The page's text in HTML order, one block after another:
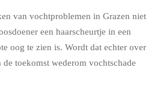
van vochtproblemen in Grazen niet
een haarscheurtje in een
oog te zien is. Wordt dat echter over
toekomst wederom vochtschade